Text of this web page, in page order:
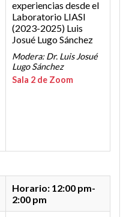
experiencias desde el
Laboratorio LIASI
(2023-2025) Luis
Josué Lugo Sánchez
Modera: Dr. Luis Josué
Lugo Sánchez
Sala 2 de Zoom
Horario: 12:00 pm-
2:00 pm